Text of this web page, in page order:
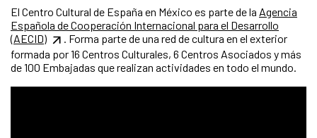
El Centro Cultural de España en México es parte de la Agencia
Española de Cooperación Internacional para el Desarrollo
(AECID)
. Forma parte de una red de cultura en el exterior
formada por 16 Centros Culturales, 6 Centros Asociados y más
de 100 Embajadas que realizan actividades en todo el mundo.